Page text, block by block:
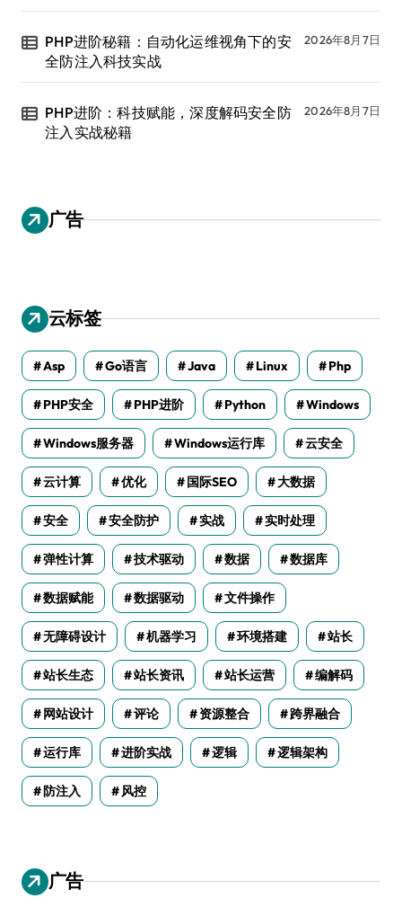
PHP进阶秘籍：自动化运维视角下的安
全防注入科技实战
2026年8月7日
PHP进阶：科技赋能，深度解码安全防
注入实战秘籍
2026年8月7日
广告
云标签
Asp Go语言 Java Linux Php
PHP安全 PHP进阶 Python Windows
Windows服务器 Windows运行库 云安全
云计算 优化 国际SEO 大数据
安全 安全防护 实战 实时处理
弹性计算 技术驱动 数据 数据库
数据赋能 数据驱动 文件操作
无障碍设计 机器学习 环境搭建 站长
站长生态 站长资讯 站长运营 编解码
网站设计 评论 资源整合 跨界融合
运行库 进阶实战 逻辑 逻辑架构
防注入 风控
广告